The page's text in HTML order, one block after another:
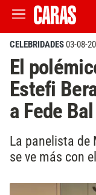
CELEBRIDADES03-08-
El
Estefi
a Fede Bal
La panelista de
se ve más con